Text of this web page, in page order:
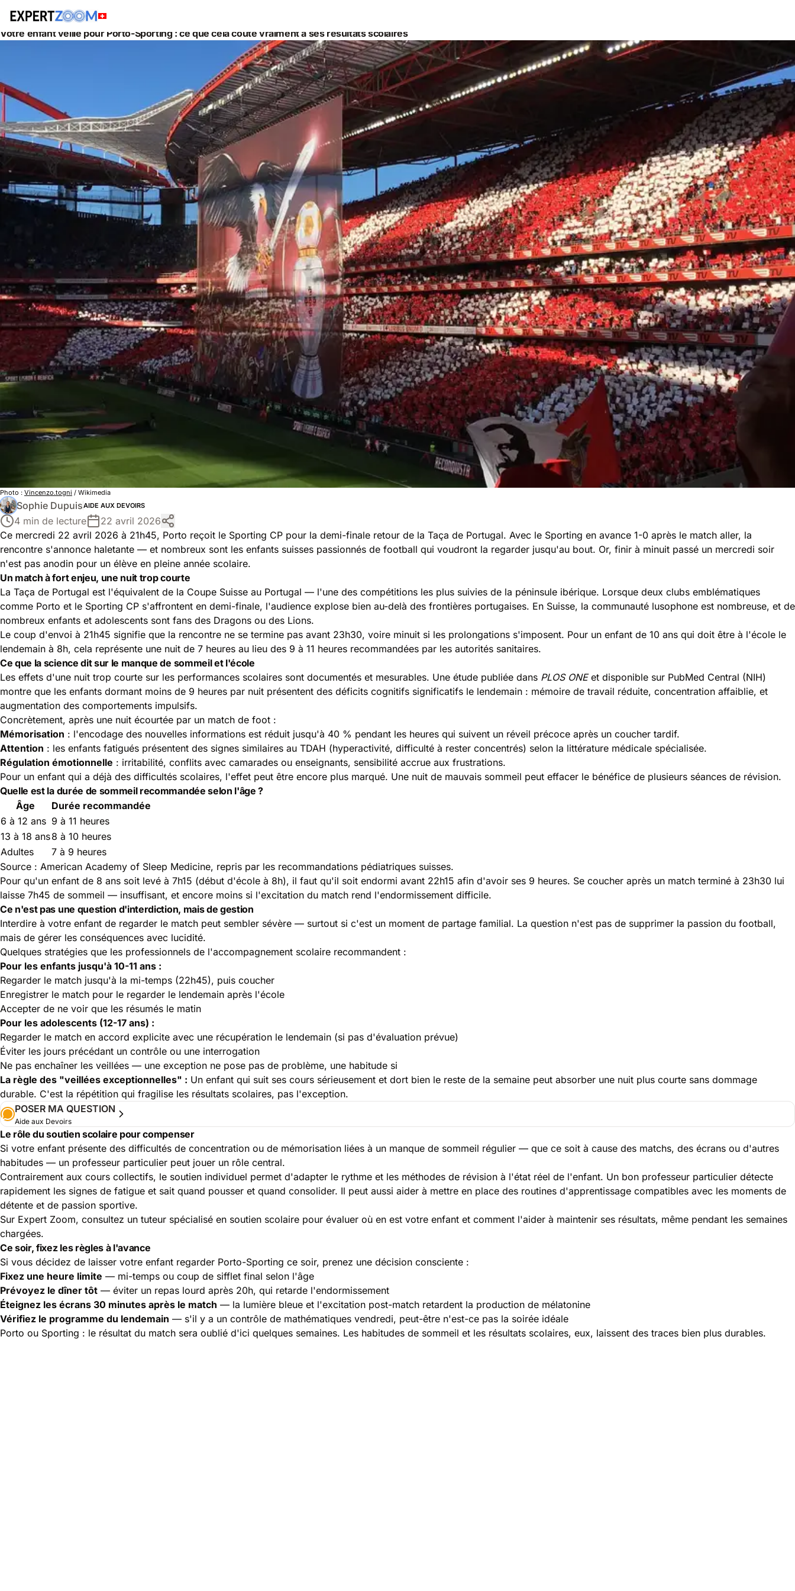
Actualités Aide aux Devoirs
Votre enfant veille pour Porto-Sporting : ce que cela coûte vraiment à ses résultats scolaires
Photo : Vincenzo.togni / Wikimedia
Sophie DupuisAIDE AUX DEVOIRS
4 min de lecture
22 avril 2026
Ce mercredi 22 avril 2026 à 21h45, Porto reçoit le Sporting CP pour la demi-finale retour de la Taça de Portugal. Avec le Sporting en avance 1-0 après le match aller, la
rencontre s'annonce haletante — et nombreux sont les enfants suisses passionnés de football qui voudront la regarder jusqu'au bout. Or, finir à minuit passé un mercredi soir
n'est pas anodin pour un élève en pleine année scolaire.
Un match à fort enjeu, une nuit trop courte
La Taça de Portugal est l'équivalent de la Coupe Suisse au Portugal — l'une des compétitions les plus suivies de la péninsule ibérique. Lorsque deux clubs emblématiques
comme Porto et le Sporting CP s'affrontent en demi-finale, l'audience explose bien au-delà des frontières portugaises. En Suisse, la communauté lusophone est nombreuse, et de
nombreux enfants et adolescents sont fans des Dragons ou des Lions.
Le coup d'envoi à 21h45 signifie que la rencontre ne se termine pas avant 23h30, voire minuit si les prolongations s'imposent. Pour un enfant de 10 ans qui doit être à l'école le
lendemain à 8h, cela représente une nuit de 7 heures au lieu des 9 à 11 heures recommandées par les autorités sanitaires.
Ce que la science dit sur le manque de sommeil et l'école
Les effets d'une nuit trop courte sur les performances scolaires sont documentés et mesurables. Une étude publiée dans PLOS ONEet disponible sur PubMed Central (NIH)
montre que les enfants dormant moins de 9 heures par nuit présentent des déficits cognitifs significatifs le lendemain : mémoire de travail réduite, concentration affaiblie, et
augmentation des comportements impulsifs.
Concrètement, après une nuit écourtée par un match de foot :
Mémorisation : l'encodage des nouvelles informations est réduit jusqu'à 40 % pendant les heures qui suivent un réveil précoce après un coucher tardif.
Attention : les enfants fatigués présentent des signes similaires au TDAH (hyperactivité, difficulté à rester concentrés) selon la littérature médicale spécialisée.
Régulation émotionnelle : irritabilité, conflits avec camarades ou enseignants, sensibilité accrue aux frustrations.
Pour un enfant qui a déjà des difficultés scolaires, l'effet peut être encore plus marqué. Une nuit de mauvais sommeil peut effacer le bénéfice de plusieurs séances de révision.
Quelle est la durée de sommeil recommandée selon l'âge ?
Âge
Durée recommandée
6 à 12 ans 9 à 11 heures
13 à 18 ans8 à 10 heures
Adultes
7 à 9 heures
Source : American Academy of Sleep Medicine, repris par les recommandations pédiatriques suisses.
Pour qu'un enfant de 8 ans soit levé à 7h15 (début d'école à 8h), il faut qu'il soit endormi avant 22h15 afin d'avoir ses 9 heures. Se coucher après un match terminé à 23h30 lui
laisse 7h45 de sommeil — insuffisant, et encore moins si l'excitation du match rend l'endormissement difficile.
Ce n'est pas une question d'interdiction, mais de gestion
Interdire à votre enfant de regarder le match peut sembler sévère — surtout si c'est un moment de partage familial. La question n'est pas de supprimer la passion du football,
mais de gérer les conséquences avec lucidité.
Quelques stratégies que les professionnels de l'accompagnement scolaire recommandent :
Pour les enfants jusqu'à 10-11 ans :
Regarder le match jusqu'à la mi-temps (22h45), puis coucher
Enregistrer le match pour le regarder le lendemain après l'école
Accepter de ne voir que les résumés le matin
Pour les adolescents (12-17 ans) :
Regarder le match en accord explicite avec une récupération le lendemain (si pas d'évaluation prévue)
Éviter les jours précédant un contrôle ou une interrogation
Ne pas enchaîner les veillées — une exception ne pose pas de problème, une habitude si
La règle des "veillées exceptionnelles" : Un enfant qui suit ses cours sérieusement et dort bien le reste de la semaine peut absorber une nuit plus courte sans dommage
durable. C'est la répétition qui fragilise les résultats scolaires, pas l'exception.
POSER MA QUESTION
Aide aux Devoirs
Le rôle du soutien scolaire pour compenser
Si votre enfant présente des difficultés de concentration ou de mémorisation liées à un manque de sommeil régulier — que ce soit à cause des matchs, des écrans ou d'autres
habitudes — un professeur particulier peut jouer un rôle central.
Contrairement aux cours collectifs, le soutien individuel permet d'adapter le rythme et les méthodes de révision à l'état réel de l'enfant. Un bon professeur particulier détecte
rapidement les signes de fatigue et sait quand pousser et quand consolider. Il peut aussi aider à mettre en place des routines d'apprentissage compatibles avec les moments de
détente et de passion sportive.
Sur Expert Zoom, consultez un tuteur spécialisé en soutien scolaire pour évaluer où en est votre enfant et comment l'aider à maintenir ses résultats, même pendant les semaines
chargées.
Ce soir, fixez les règles à l'avance
Si vous décidez de laisser votre enfant regarder Porto-Sporting ce soir, prenez une décision consciente :
Fixez une heure limite — mi-temps ou coup de sifflet final selon l'âge
Prévoyez le dîner tôt — éviter un repas lourd après 20h, qui retarde l'endormissement
Éteignez les écrans 30 minutes après le match — la lumière bleue et l'excitation post-match retardent la production de mélatonine
Vérifiez le programme du lendemain — s'il y a un contrôle de mathématiques vendredi, peut-être n'est-ce pas la soirée idéale
Porto ou Sporting : le résultat du match sera oublié d'ici quelques semaines. Les habitudes de sommeil et les résultats scolaires, eux, laissent des traces bien plus durables.